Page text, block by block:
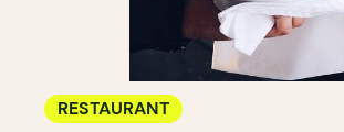
RESTAURANT